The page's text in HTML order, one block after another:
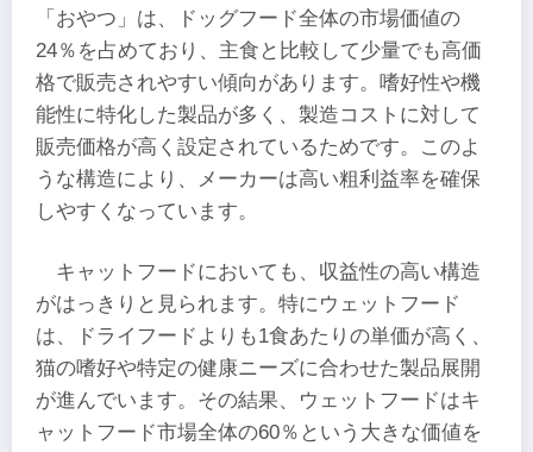
「おやつ」は、ドッグフード全体の市場価値の
24％を占めており、主食と比較して少量でも高価
格で販売されやすい傾向があります。嗜好性や機
能性に特化した製品が多く、製造コストに対して
販売価格が高く設定されているためです。このよ
うな構造により、メーカーは高い粗利益率を確保
しやすくなっています。
キャットフードにおいても、収益性の高い構造
がはっきりと見られます。特にウェットフード
は、ドライフードよりも1食あたりの単価が高く、
猫の嗜好や特定の健康ニーズに合わせた製品展開
が進んでいます。その結果、ウェットフードはキ
ャットフード市場全体の60％という大きな価値を